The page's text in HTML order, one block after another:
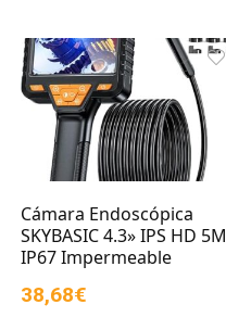
Cámara Endoscópica
SKYBASIC 4.3» IPS HD 5M
IP67 Impermeable
38,68€